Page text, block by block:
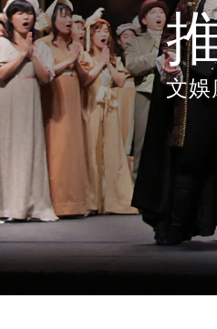
房地
關
環
影
圖
媒
文娛